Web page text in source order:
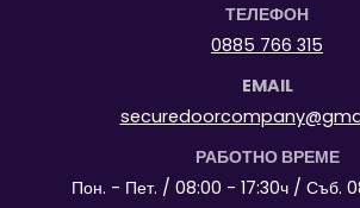
ТЕЛЕФОН
0885 766 315
EMAIL
РАБОТНО ВРЕМЕ
Пон. - Пет. / 08:00 - 17:30ч / Съб.